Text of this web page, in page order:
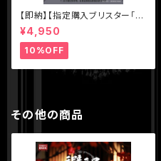
【即納】【指定購入ブリスター「色
違いアスタ（黒マント）】【秘境巡
礼】シリーズ【Sunless】スタジ
オ 1/12 BJD ブラインドドール
¥4,950
10%OFF
その他の商品